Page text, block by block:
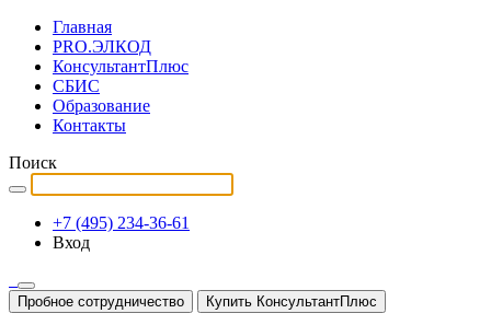
Главная
PRO.ЭЛКОД
КонсультантПлюс
СБИС
Образование
Контакты
Поиск
+7 (495) 234-36-61
Вход
Пробное сотрудничество Купить КонсультантПлюс